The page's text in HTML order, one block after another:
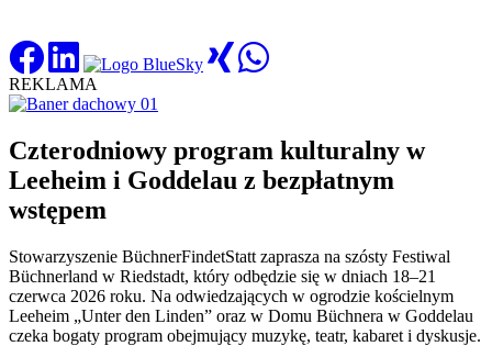
REKLAMA
Czterodniowy program kulturalny w
Leeheim i Goddelau z bezpłatnym
wstępem
Stowarzyszenie BüchnerFindetStatt zaprasza na szósty Festiwal
Büchnerland w Riedstadt, który odbędzie się w dniach 18–21
czerwca 2026 roku. Na odwiedzających w ogrodzie kościelnym
Leeheim „Unter den Linden” oraz w Domu Büchnera w Goddelau
czeka bogaty program obejmujący muzykę, teatr, kabaret i dyskusje.